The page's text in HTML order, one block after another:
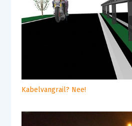
Kabelvangrail? Nee!